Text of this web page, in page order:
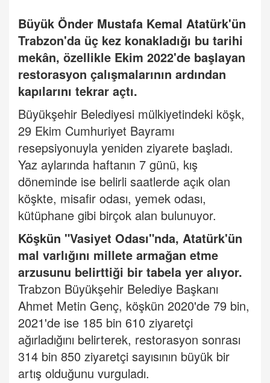
Büyük Önder Mustafa Kemal Atatürk'ün
Trabzon'da üç kez konakladığı bu tarihi
mekân, özellikle Ekim 2022'de başlayan
restorasyon çalışmalarının ardından
kapılarını tekrar açtı.
Büyükşehir Belediyesi mülkiyetindeki köşk,
29 Ekim Cumhuriyet Bayramı
resepsiyonuyla yeniden ziyarete başladı.
Yaz aylarında haftanın 7 günü, kış
döneminde ise belirli saatlerde açık olan
köşkte, misafir odası, yemek odası,
kütüphane gibi birçok alan bulunuyor.
Köşkün "Vasiyet Odası"nda, Atatürk'ün
mal varlığını millete armağan etme
arzusunu belirttiği bir tabela yer alıyor.
Trabzon Büyükşehir Belediye Başkanı
Ahmet Metin Genç, köşkün 2020'de 79 bin,
2021'de ise 185 bin 610 ziyaretçi
ağırladığını belirterek, restorasyon sonrası
314 bin 850 ziyaretçi sayısının büyük bir
artış olduğunu vurguladı.